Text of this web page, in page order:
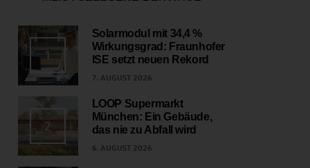
1
Solarmodul mit 34,4 %
Wirkungsgrad: Fraunhofer
ISE setzt neuen Rekord
7. AUGUST 2026
2
LOOP Supermarkt
München: Ein Gebäude,
das nie zu Abfall wird
6. AUGUST 2026